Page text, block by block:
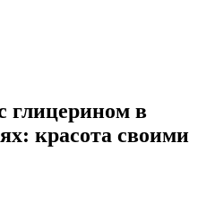
глицерином в
красота своими